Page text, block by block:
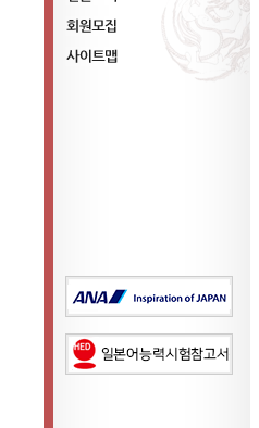
질문코너
회원모집